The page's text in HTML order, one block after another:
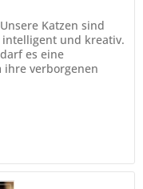
Katzen sind
und kreativ.
es eine
ihre verborgenen